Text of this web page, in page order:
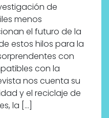
de
menos
el futuro de la
estos hilos para la
con
con la
nos cuenta su
y el reciclaje de
la […]